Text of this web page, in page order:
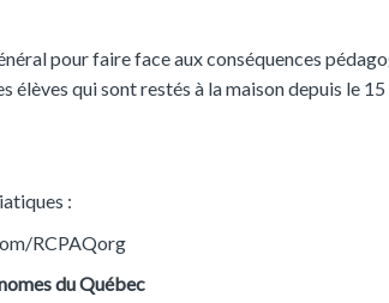
pour faire face aux conséquences
qui sont restés à la maison depuis le
:
RCPAQorg
du Québec